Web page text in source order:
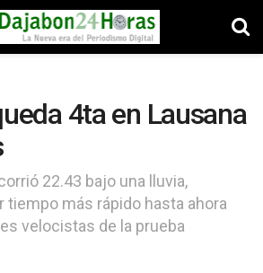
4ta en Lausana
22.43 bajo una lluvia,
tiempo más rápido hasta ahora
velocistas de la prueba